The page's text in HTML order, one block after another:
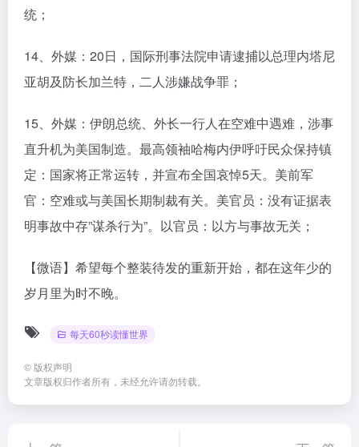
统；
14、外媒：20日，国际刑事法院申请逮捕以总理内塔尼
亚胡及防长加兰特，二人涉嫌战争罪；
15、外媒：伊朗总统、外长一行人在空难中遇难，涉事
直升机为美国制造。最高领袖哈梅内伊呼吁民众保持镇
定：国家将正常运转，并宣布全国哀悼5天。美前军
官：空难或与美国长期制裁有关。美官员：没有证据表
明事故中存”谋杀行为”。以官员：以方与事故无关；
【微语】希望每个整装待发的重新开始，都在这年少的
岁月里为时不晚。
每天60秒读懂世界
© 版权声明
文章版权归作者所有，未经允许请勿转载。